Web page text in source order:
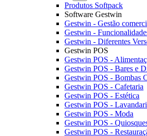
Produtos Softpack
Software Gestwin
Gestwin - Gestão
Gestwin -
Gestwin - Diferentes
Gestwin POS
Gestwin POS -
Gestwin POS - Bares e
Gestwin POS - Bombas
Gestwin POS - Cafetaria
Gestwin POS - Estética
Gestwin POS -
Gestwin POS - Moda
Gestwin POS -
Gestwin POS -